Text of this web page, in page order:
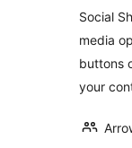
Social
media
buttons
your